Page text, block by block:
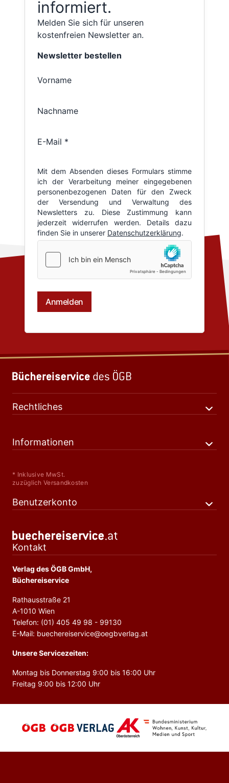
informiert.
Melden Sie sich für unseren
kostenfreien Newsletter an.
Rechtliches
Informationen
* Inklusive MwSt.
zuzüglich Versandkosten
Benutzerkonto
Kontakt
Verlag des ÖGB GmbH,
Büchereiservice
Rathausstraße 21
A-1010 Wien
Telefon: (01) 405 49 98 - 99130
E-Mail: buechereiservice@oegbverlag.at
Unsere Servicezeiten:
Montag bis Donnerstag 9:00 bis 16:00 Uhr
Freitag 9:00 bis 12:00 Uhr